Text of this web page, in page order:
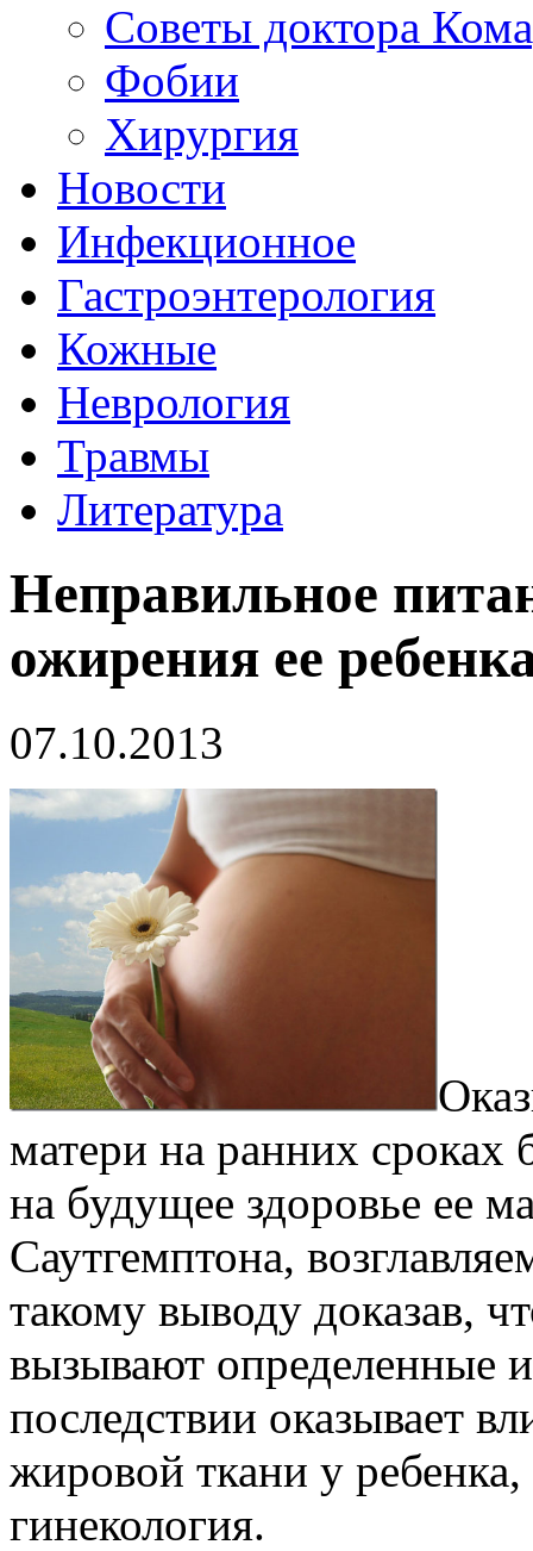
Советы доктора
Фобии
Хирургия
Новости
Инфекционное
Гастроэнтерология
Кожные
Неврология
Травмы
Литература
Неправильное
ожирения ее
07.10.2013
матери на ранних сроках
на будущее здоровье ее
Саутгемптона,
такому выводу доказав,
вызывают определенные
последствии оказывает
жировой ткани у ребенка,
гинекология.